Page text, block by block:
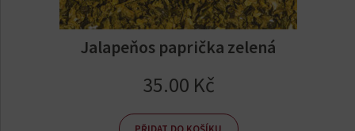
Jalapeňos paprička zelená
35.00 Kč